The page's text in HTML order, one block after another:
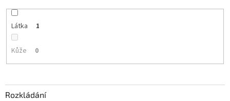
Látka 1
Kůže 0
Rozkládání